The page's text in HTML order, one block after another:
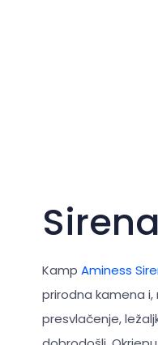
Sirena
Kamp Aminess
prirodna kamena
presvlačenje,